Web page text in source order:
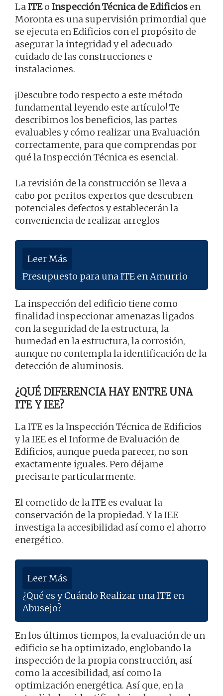
La ITEo Inspección Técnica de Edificios en
Moronta es una supervisión primordial que
se ejecuta en Edificios con el propósito de
asegurar la integridad y el adecuado
cuidado de las construcciones e
instalaciones.
¡Descubre todo respecto a este método
fundamental leyendo este artículo! Te
describimos los beneficios, las partes
evaluables y cómo realizar una Evaluación
correctamente, para que comprendas por
qué la Inspección Técnica es esencial.
La revisión de la construcción se lleva a
cabo por peritos expertos que descubren
potenciales defectos y establecerán la
conveniencia de realizar arreglos
Leer Más
Presupuesto para una ITE en Amurrio
La inspección del edificio tiene como
finalidad inspeccionar amenazas ligados
con la seguridad de la estructura, la
humedad en la estructura, la corrosión,
aunque no contempla la identificación de la
detección de aluminosis.
¿QUÉ DIFERENCIA HAY ENTRE UNA
ITE Y IEE?
La ITE es la Inspección Técnica de Edificios
y la IEE es el Informe de Evaluación de
Edificios, aunque pueda parecer, no son
exactamente iguales. Pero déjame
precisarte particularmente.
El cometido de la ITE es evaluar la
conservación de la propiedad. Y la IEE
investiga la accesibilidad así como el ahorro
energético.
Leer Más
¿Qué es y Cuándo Realizar una ITE en
Abusejo?
En los últimos tiempos, la evaluación de un
edificio se ha optimizado, englobando la
inspección de la propia construcción, así
como la accesibilidad, así como la
optimización energética. Así que, en la